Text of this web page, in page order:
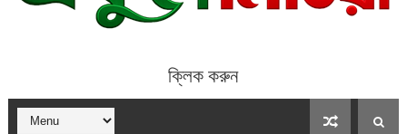
ক্লিক করুন